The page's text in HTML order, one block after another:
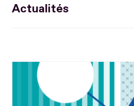
Actualités